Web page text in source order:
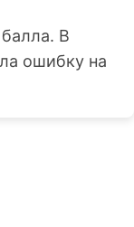
В
ошибку на